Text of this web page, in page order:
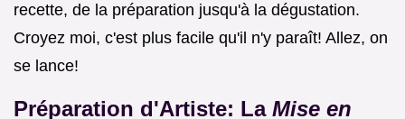
recette, de la préparation jusqu'à la dégustation.
Croyez moi, c'est plus facile qu'il n'y paraît! Allez, on
se lance!
Préparation d'Artiste: La Mise en